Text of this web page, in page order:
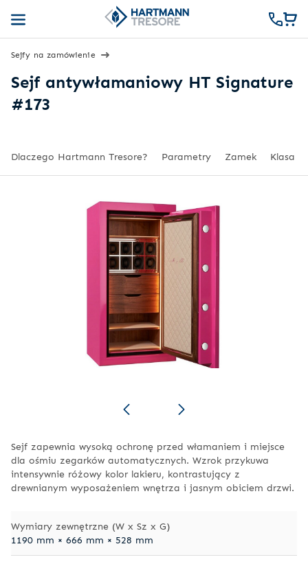
Sejfy na zamówienie
Sejf antywłamaniowy HT Signature
#173
Sejf zapewnia wysoką ochronę przed włamaniem i miejsce
dla ośmiu zegarków automatycznych. Wzrok przykuwa
intensywnie różowy kolor lakieru, kontrastujący z
drewnianym wyposażeniem wnętrza i jasnym obiciem drzwi.
Wymiary zewnętrzne (W x Sz x G)
1190 mm × 666 mm × 528 mm
Dlaczego Hartmann Tresore? Parametry Zamek Klasa